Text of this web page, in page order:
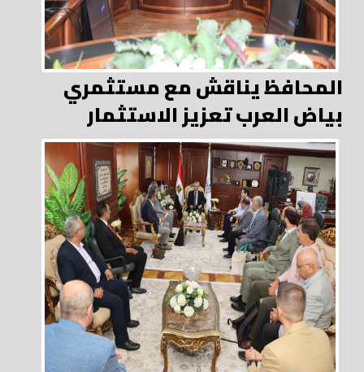
المحافظ يناقش مع مستثمري
بياض العرب تعزيز الاستثمار